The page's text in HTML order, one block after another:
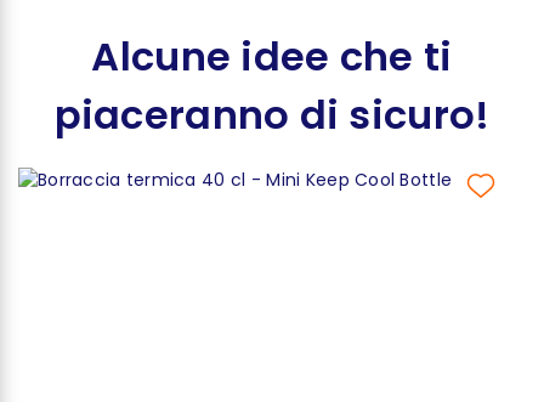
Alcune idee che ti
piaceranno di sicuro!